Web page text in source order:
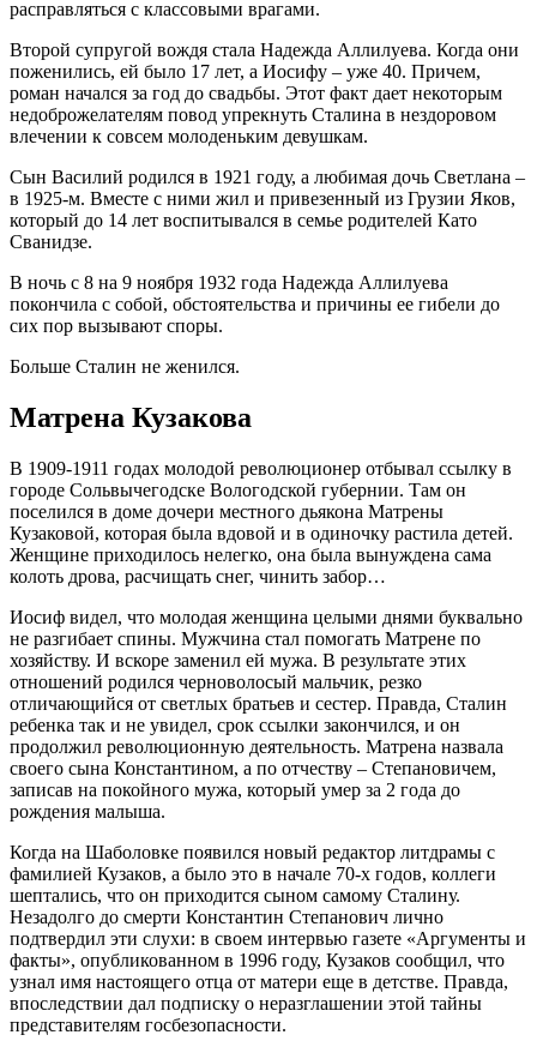
расправляться с классовыми врагами.
Второй супругой вождя стала Надежда Аллилуева. Когда они
поженились, ей было 17 лет, а Иосифу – уже 40. Причем,
роман начался за год до свадьбы. Этот факт дает некоторым
недоброжелателям повод упрекнуть Сталина в нездоровом
влечении к совсем молоденьким девушкам.
Сын Василий родился в 1921 году, а любимая дочь Светлана –
в 1925-м. Вместе с ними жил и привезенный из Грузии Яков,
который до 14 лет воспитывался в семье родителей Като
Сванидзе.
В ночь с 8 на 9 ноября 1932 года Надежда Аллилуева
покончила с собой, обстоятельства и причины ее гибели до
сих пор вызывают споры.
Больше Сталин не женился.
Матрена Кузакова
В 1909-1911 годах молодой революционер отбывал ссылку в
городе Сольвычегодске Вологодской губернии. Там он
поселился в доме дочери местного дьякона Матрены
Кузаковой, которая была вдовой и в одиночку растила детей.
Женщине приходилось нелегко, она была вынуждена сама
колоть дрова, расчищать снег, чинить забор…
Иосиф видел, что молодая женщина целыми днями буквально
не разгибает спины. Мужчина стал помогать Матрене по
хозяйству. И вскоре заменил ей мужа. В результате этих
отношений родился черноволосый мальчик, резко
отличающийся от светлых братьев и сестер. Правда, Сталин
ребенка так и не увидел, срок ссылки закончился, и он
продолжил революционную деятельность. Матрена назвала
своего сына Константином, а по отчеству – Степановичем,
записав на покойного мужа, который умер за 2 года до
рождения малыша.
Когда на Шаболовке появился новый редактор литдрамы с
фамилией Кузаков, а было это в начале 70-х годов, коллеги
шептались, что он приходится сыном самому Сталину.
Незадолго до смерти Константин Степанович лично
подтвердил эти слухи: в своем интервью газете «Аргументы и
факты», опубликованном в 1996 году, Кузаков сообщил, что
узнал имя настоящего отца от матери еще в детстве. Правда,
впоследствии дал подписку о неразглашении этой тайны
представителям госбезопасности.